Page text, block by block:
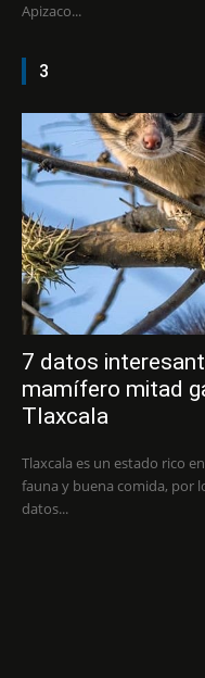
Apizaco...
3
7 datos
mamífero mitad
Tlaxcala
Tlaxcala es un estado rico
fauna y buena comida, por
datos...